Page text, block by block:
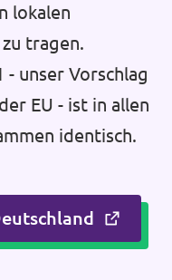
lokalen
tragen.
unser Vorschlag
EU - ist in allen
identisch.